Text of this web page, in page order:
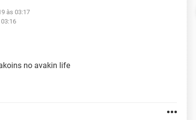
às 03:17
no avakin life